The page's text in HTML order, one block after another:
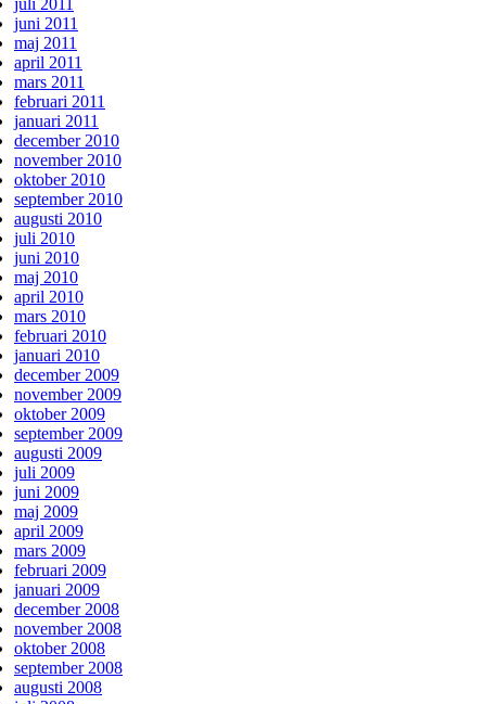
juni 2011
maj 2011
april 2011
mars 2011
februari 2011
januari 2011
december 2010
november 2010
oktober 2010
september 2010
augusti 2010
juli 2010
juni 2010
maj 2010
april 2010
mars 2010
februari 2010
januari 2010
december 2009
november 2009
oktober 2009
september 2009
augusti 2009
juli 2009
juni 2009
maj 2009
april 2009
mars 2009
februari 2009
januari 2009
december 2008
november 2008
oktober 2008
september 2008
augusti 2008